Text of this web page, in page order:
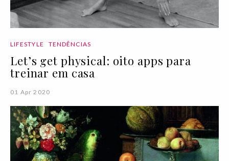
LIFESTYLE TENDÊNCIAS
Let’s get physical: oito apps para
treinar em casa
01 Apr 2020